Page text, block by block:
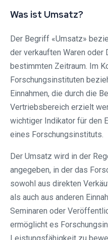
Was ist Umsatz?
Der Begriff «Umsatz»
der verkauften Waren oder
bestimmten Zeitraum. Im
Forschungsinstituten
Einnahmen, die durch die
Vertriebsbereich erzielt
wichtiger Indikator für den
eines Forschungsinstituts.
Der Umsatz wird in der
angegeben, in der das
sowohl aus direkten
als auch aus anderen
Seminaren oder
ermöglicht es